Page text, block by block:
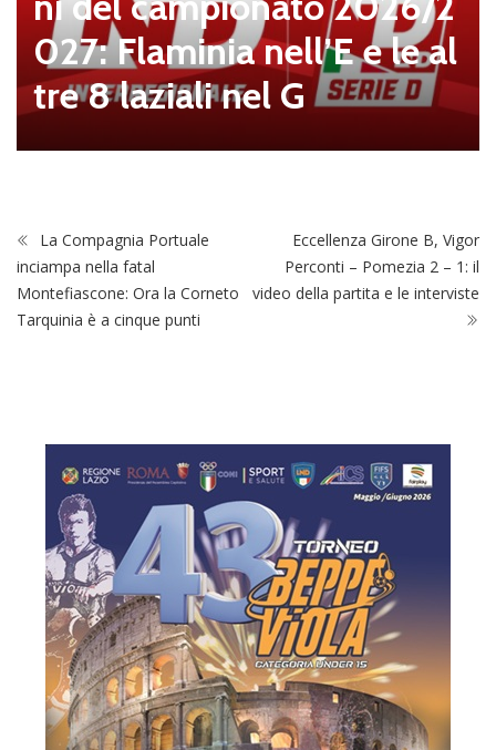
027: Flaminia nell’E e le al
tre 8 laziali nel G
La Compagnia Portuale
inciampa nella fatal
Montefiascone: Ora la Corneto
Tarquinia è a cinque punti
Eccellenza Girone B, Vigor
Perconti – Pomezia 2 – 1: il
video della partita e le interviste